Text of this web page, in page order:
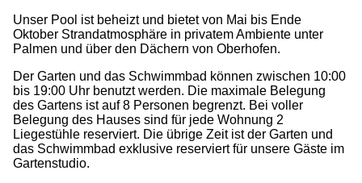
Unser Pool ist beheizt und bietet von Mai bis Ende
Oktober Strandatmosphäre in privatem Ambiente unter
Palmen und über den Dächern von Oberhofen.
Der Garten und das Schwimmbad können zwischen 10:00
bis 19:00 Uhr benutzt werden. Die maximale Belegung
des Gartens ist auf 8 Personen begrenzt. Bei voller
Belegung des Hauses sind für jede Wohnung 2
Liegestühle reserviert. Die übrige Zeit ist der Garten und
das Schwimmbad exklusive reserviert für unsere Gäste im
Gartenstudio.